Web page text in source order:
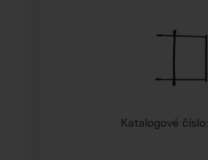
Katalogové číslo: